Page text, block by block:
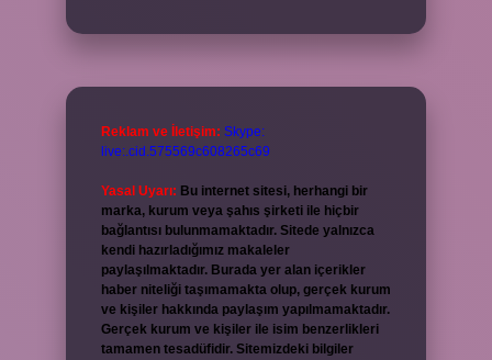
Reklam ve İletişim: Skype:
live:.cid.575569c608265c69
Yasal Uyarı: Bu internet sitesi, herhangi bir
marka, kurum veya şahıs şirketi ile hiçbir
bağlantısı bulunmamaktadır. Sitede yalnızca
kendi hazırladığımız makaleler
paylaşılmaktadır. Burada yer alan içerikler
haber niteliği taşımamakta olup, gerçek kurum
ve kişiler hakkında paylaşım yapılmamaktadır.
Gerçek kurum ve kişiler ile isim benzerlikleri
tamamen tesadüfidir. Sitemizdeki bilgiler